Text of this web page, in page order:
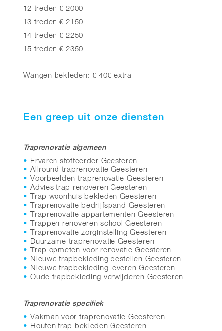
12 treden € 2000
13 treden € 2150
14 treden € 2250
15 treden € 2350
Wangen bekleden: € 400 extra
Een greep uit onze diensten
Traprenovatie algemeen
Ervaren stoffeerder Geesteren
Allround traprenovatie Geesteren
Voorbeelden traprenovatie Geesteren
Advies trap renoveren Geesteren
Trap woonhuis bekleden Geesteren
Traprenovatie bedrijfspand Geesteren
Traprenovatie appartementen Geesteren
Trappen renoveren school Geesteren
Traprenovatie zorginstelling Geesteren
Duurzame traprenovatie Geesteren
Trap opmeten voor renovatie Geesteren
Nieuwe trapbekleding bestellen Geesteren
Nieuwe trapbekleding leveren Geesteren
Oude trapbekleding verwijderen Geesteren
Traprenovatie specifiek
Vakman voor traprenovatie Geesteren
Houten trap bekleden Geesteren